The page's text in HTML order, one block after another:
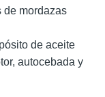
de mordazas
de aceite
autocebada y